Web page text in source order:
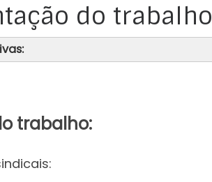
do trabalho
trabalho: